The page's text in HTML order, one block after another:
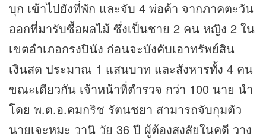
บุก เข้าไปยังที่พัก และจับ 4 พ่อค้า จากภาคตะวัน
ออกที่มารับซื้อผลไม้ ซึ่งเป็นชาย 2 คน หญิง 2 ใน
เขตอำเภอกรงปินัง ก่อนจะบังคับเอาทรัพย์สิน
เงินสด ประมาณ 1 แสนบาท และสังหารทั้ง 4 คน
ขณะเดียวกัน เจ้าหน้าที่ตำรวจ กว่า 100 นาย นำ
โดย พ.ต.อ.คมกริช รัตนชยา สามารถจับกุมตัว
นายเจะหมะ วานิ วัย 36 ปี ผู้ต้องสงสัยในคดี วาง